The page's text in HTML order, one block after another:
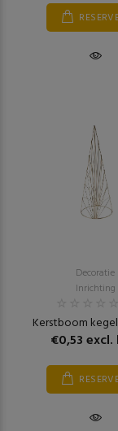
Decoratie
Inrichting
Kerstboom
€0,53